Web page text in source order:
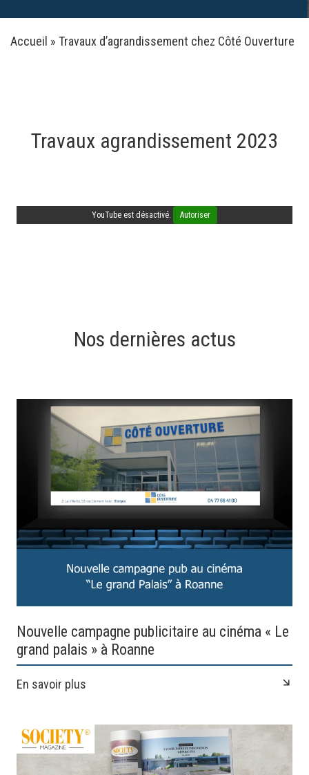
Accueil » Travaux d’agrandissement chez Côté Ouverture
Travaux agrandissement 2023
YouTube est désactivé. Autoriser
Nos dernières actus
Nouvelle campagne publicitaire au cinéma « Le
grand palais » à Roanne
En savoir plus